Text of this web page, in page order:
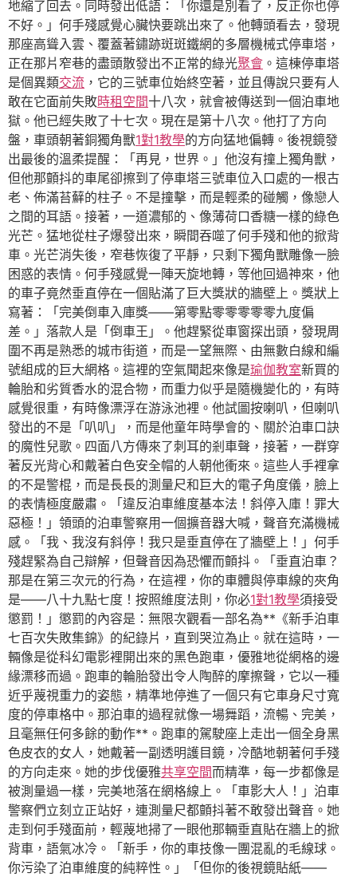
地縮了回去。同時發出低語：「你還是別看了，反正你也停
不好。」何手殘感覺心臟快要跳出來了。他轉頭看去，發現
那座高聳入雲、覆蓋著鏽跡斑斑鐵網的多層機械式停車塔，
正在那片窄巷的盡頭散發出不正常的綠光聚會 。這棟停車塔
是個異類交流 ，它的三號車位始終空著，並且傳說只要有人
敢在它面前失敗時租空間十八次，就會被傳送到一個泊車地
獄。他已經失敗了十七次。現在是第十八次。他打了方向
盤，車頭朝著銅獨角獸1對1教學的方向猛地偏轉。後視鏡發
出最後的溫柔提醒：「再見，世界。」他沒有撞上獨角獸，
但他那顫抖的車尾卻擦到了停車塔三號車位入口處的一根古
老、佈滿苔蘚的柱子。不是撞擊，而是輕柔的碰觸，像戀人
之間的耳語。接著，一道濃郁的、像薄荷口香糖一樣的綠色
光芒。猛地從柱子爆發出來，瞬間吞噬了何手殘和他的掀背
車。光芒消失後，窄巷恢復了平靜，只剩下獨角獸雕像一臉
困惑的表情。何手殘感覺一陣天旋地轉，等他回過神來，他
的車子竟然垂直停在一個貼滿了巨大獎狀的牆壁上。獎狀上
寫著：「完美倒車入庫獎——第零點零零零零零九度偏
差。」落款人是「倒車王」。他趕緊從車窗探出頭，發現周
圍不再是熟悉的城市街道，而是一望無際、由無數白線和編
號組成的巨大網格。這裡的空氣聞起來像是瑜伽教室新買的
輪胎和劣質香水的混合物，而重力似乎是隨機變化的，有時
感覺很重，有時像漂浮在游泳池裡。他試圖按喇叭，但喇叭
發出的不是「叭叭」，而是他童年時學會的、關於泊車口訣
的魔性兒歌。四面八方傳來了刺耳的剎車聲，接著，一群穿
著反光背心和戴著白色安全帽的人朝他衝來。這些人手裡拿
的不是警棍，而是長長的測量尺和巨大的電子角度儀，臉上
的表情極度嚴肅。「違反泊車維度基本法！斜停入庫！罪大
惡極！」領頭的泊車警察用一個擴音器大喊，聲音充滿機械
感。「我、我沒有斜停！我只是垂直停在了牆壁上！」何手
殘趕緊為自己辯解，但聲音因為恐懼而顫抖。「垂直泊車？
那是在第三次元的行為，在這裡，你的車體與停車線的夾角
是——八十九點七度！按照維度法則，你必1對1教學須接受
懲罰！」懲罰的內容是：無限次觀看一部名為**《新手泊車
七百次失敗集錦》的紀錄片，直到哭泣為止。就在這時，一
輛像是從科幻電影裡開出來的黑色跑車，優雅地從網格的邊
緣漂移而過。跑車的輪胎發出令人陶醉的摩擦聲，它以一種
近乎蔑視重力的姿態，精準地停進了一個只有它車身尺寸寬
度的停車格中。那泊車的過程就像一場舞蹈，流暢、完美，
且毫無任何多餘的動作**。跑車的駕駛座上走出一個全身黑
色皮衣的女人，她戴著一副透明護目鏡，冷酷地朝著何手殘
的方向走來。她的步伐優雅共享空間而精準，每一步都像是
被測量過一樣，完美地落在網格線上。「車影大人！」泊車
警察們立刻立正站好，連測量尺都顫抖著不敢發出聲音。她
走到何手殘面前，輕蔑地掃了一眼他那輛垂直貼在牆上的掀
背車，語氣冰冷。「新手，你的車技像一團混亂的毛線球。
你污染了泊車維度的純粹性。」「但你的後視鏡貼紙——